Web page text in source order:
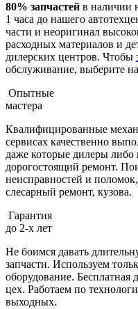
80% запчастей в наличии
1 часа до нашего
части и неоригинал
расходных материалов и
дилерских центров. Чтобы
обслуживание, выберите
Опытные
мастера
Квалифицированные
сервисах качественно
даже которые дилеры либо
дорогостоящий ремонт.
неисправностей и
слесарный ремонт, кузова.
Гарантия
до 2-х лет
Не боимся давать
запчасти. Используем
оборудование. Бесплатная
цех. Работаем по
выходных.